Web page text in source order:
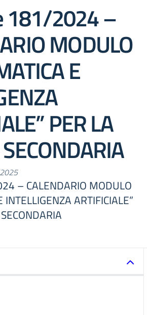
181/2024 –
MODULO
E
PER LA
– CALENDARIO MODULO
INTELLIGENZA ARTIFICIALE”